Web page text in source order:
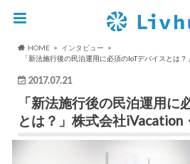
HOME
インタビュー
「新法施行後の民泊運用に必須のIoTデバイスとは
2017.07.21
「新法施行後の民泊運用に
とは？」株式会社iVacation